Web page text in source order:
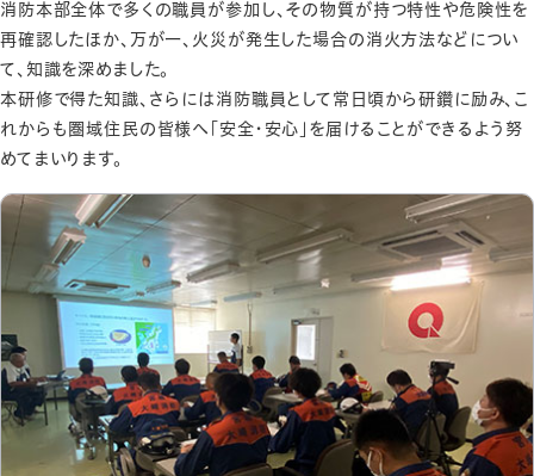
消防本部全体で多くの職員が参加し、その物質が持つ特性や危険性を
再確認したほか、万が一、火災が発生した場合の消火方法などについ
て、知識を深めました。
本研修で得た知識、さらには消防職員として常日頃から研鑽に励み、こ
れからも圏域住民の皆様へ「安全・安心」を届けることができるよう努
めてまいります。